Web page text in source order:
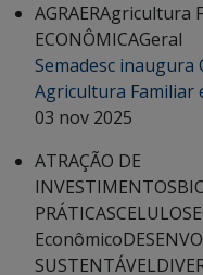
AGRAERAgricultura
ECONÔMICAGeral
Semadesc inaugura
Agricultura Familiar
03 nov 2025
ATRAÇÃO DE
INVESTIMENTOS
PRÁTICASCELULOSE
Econômico
SUSTENTÁVEL